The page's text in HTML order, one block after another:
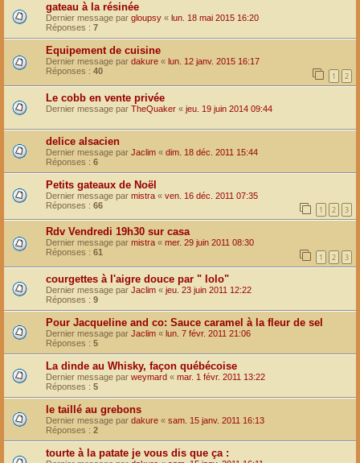
gateau à la résinée
Dernier message par gloupsy « lun. 18 mai 2015 16:20
Réponses : 7
Equipement de cuisine
Dernier message par dakure « lun. 12 janv. 2015 16:17
Réponses : 40 1 2
Le cobb en vente privée
Dernier message par TheQuaker « jeu. 19 juin 2014 09:44
delice alsacien
Dernier message par Jaclim « dim. 18 déc. 2011 15:44
Réponses : 6
Petits gateaux de Noël
Dernier message par mistra « ven. 16 déc. 2011 07:35
Réponses : 66 1 2 3
Rdv Vendredi 19h30 sur casa
Dernier message par mistra « mer. 29 juin 2011 08:30
Réponses : 61 1 2 3
courgettes à l'aigre douce par " lolo"
Dernier message par Jaclim « jeu. 23 juin 2011 12:22
Réponses : 9
Pour Jacqueline and co: Sauce caramel à la fleur de sel
Dernier message par Jaclim « lun. 7 févr. 2011 21:06
Réponses : 5
La dinde au Whisky, façon québécoise
Dernier message par weymard « mar. 1 févr. 2011 13:22
Réponses : 5
le taillé au grebons
Dernier message par dakure « sam. 15 janv. 2011 16:13
Réponses : 2
tourte à la patate je vous dis que ça :